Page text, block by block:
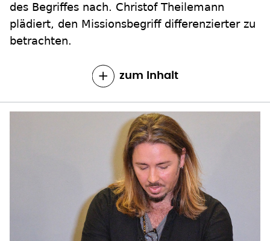
des Begriffes nach. Christof Theilemann
plädiert, den Missionsbegriff differenzierter zu
betrachten.
zum Inhalt